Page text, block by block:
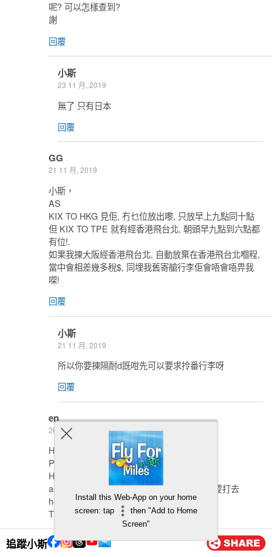
追蹤小斯
呢? 可以怎樣查到?
謝
回覆
小斯
23 11 月, 2019
無了 只有日本
回覆
GG
21 11 月, 2019
小斯，
AS
KIX TO HKG 見佢, 冇乜位放出嚟, 只放早上九點同十點
但 KIX TO TPE 就有經香港飛台北, 朝頭早九點到六點都
有位!.
如果我揀大阪經香港飛台北, 自動放棄在香港飛台北嗰程,
當中會相差幾多稅$, 同埋我舊寄艙行李佢會唔會唔畀我
㗎!
回覆
小斯
21 11 月, 2019
所以你要揀隔耐d既咁先可以要求拎番行李呀
回覆
en
20 11 月, 2019
Hi 小斯
PEK > SGN
HAN > PEK
asiamiles網站好似換唔到？stopover 係唔係要打去
hotline先換到啊？
Thanks
回覆
Install this Web-App on your home
screen: tap
then "Add to Home
Screen"